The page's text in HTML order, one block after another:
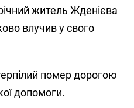
житель Жденієва
влучив у свого
помер дорогою
допомоги.